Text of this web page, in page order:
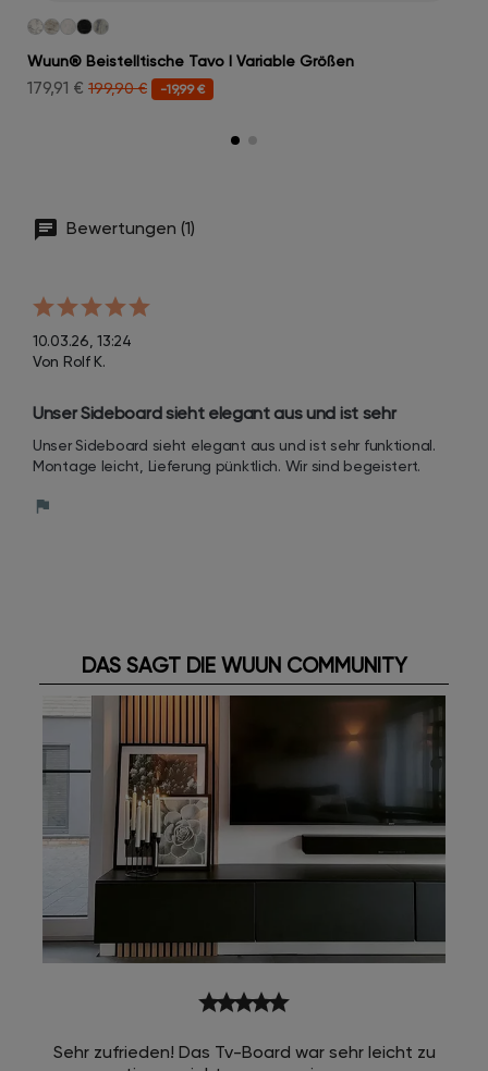
Wuun® Beistelltische Tavo I Variable Größen
179,91 € 199,90 € -19,99 €
Bewertungen (1)
10.03.26, 13:24
Von Rolf K.
Unser Sideboard sieht elegant aus und ist sehr
funktional. Montage leicht, Lieferung pünktlich. Wir
sind begeistert.
Unser Sideboard sieht elegant aus und ist sehr funktional.
Montage leicht, Lieferung pünktlich. Wir sind begeistert.
DAS SAGT DIE WUUN COMMUNITY
starstarstarstarstar
Sehr zufrieden! Das Tv-Board war sehr leicht zu